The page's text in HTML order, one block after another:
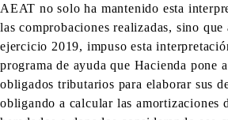
AEAT no solo ha mantenido esta
las comprobaciones realizadas, sino que
ejercicio 2019, impuso esta
programa de ayuda que Hacienda pone
obligados tributarios para elaborar sus
obligando a calcular las amortizaciones